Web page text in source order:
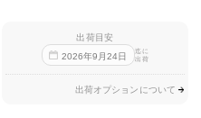
出荷目安
2026年9 月24日
迄に
出荷
出荷オプションについて